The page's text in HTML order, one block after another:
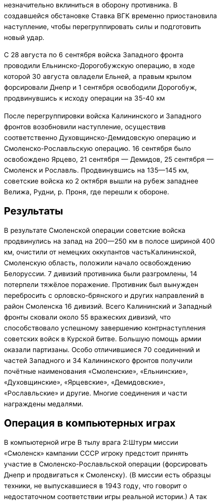
незначительно вклиниться в оборону противника. В
создавшейся обстановке Ставка ВГК временно приостановила
наступление, чтобы перегруппировать силы и подготовить
новый удар.
С 28 августа по 6 сентября войска Западного фронта
проводили Ельнинско-Дорогобужскую операцию, в ходе
которой 30 августа овладели Ельней, а правым крылом
форсировали Днепр и 1 сентября освободили Дорогобуж,
продвинувшись к исходу операции на 35-40 км
После перегруппировки войска Калининского и Западного
фронтов возобновили наступление, осуществив
соответственно Духовщинско-Демидовскую операцию и
Смоленско-Рославльскую операцию. 16 сентября было
освобождено Ярцево, 21 сентября — Демидов, 25 сентября —
Смоленск и Рославль. Продвинувшись на 135—145 км,
советские войска ко 2 октября вышли на рубеж западнее
Велижа, Рудни, р. Проня, где перешли к обороне.
Результаты
В результате Смоленской операции советские войска
продвинулись на запад на 200—250 км в полосе шириной 400
км, очистили от немецких оккупантов частьКалининской,
Смоленскую область, положили начало освобождению
Белоруссии. 7 дивизий противника были разгромлены, 14
потерпели тяжёлое поражение. Противник был вынужден
перебросить с орловско-брянского и других направлений в
район Смоленска 16 дивизий. Всего Калининский и Западный
фронты сковали около 55 вражеских дивизий, что
способствовало успешному завершению контрнаступления
советских войск в Курской битве. Большую помощь армии
оказали партизаны. Особо отличившиеся 70 соединений и
частей Западного и 34 Калининского фронтов получили
почётные наименования «Смоленские», «Ельнинские»,
«Духовщинские», «Ярцевские», «Демидовские»,
«Рославльские» и другие. Многие соединения и части
награждены медалями.
Операция в компьютерных играх
В компьютерной игре В тылу врага 2:Штурм миссии
«Смоленск» кампании СССР игроку предстоит принять
участие в Смоленско-Рославльской операции (форсировать
Днепр и продвигаться к Смоленску). (В миссии есть образцы
техники, не выпускавшиеся в 1943 году, что говорит о
недостаточном соответствии игры реальной истории.) А так